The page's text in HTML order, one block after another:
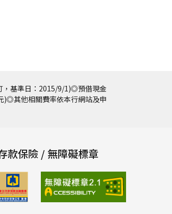
，基準日：2015/9/1)◎預借現金
)◎其他相關費率依本行網站及申
款保險 / 無障礙標章